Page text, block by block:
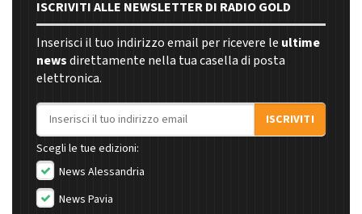
ISCRIVITI ALLE NEWSLETTER DI RADIO GOLD
Inserisci il tuo indirizzo email per ricevere le ultime
newsdirettamente nella tua casella di posta
elettronica.
Indirizzo email
ISCRIVITI
Scegli le tue edizioni:
News Alessandria
News Pavia